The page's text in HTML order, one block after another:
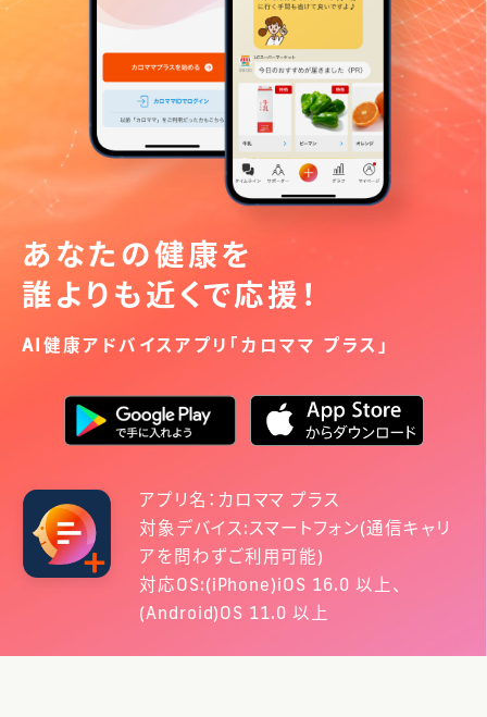
あなたの健康を
誰よりも近くで応援！
AI健康アドバイスアプリ「カロママ プラス」
アプリ名：カロママ プラス
対象デバイス:スマートフォン(通信キャリ
アを問わずご利用可能)
対応OS:(iPhone)iOS 16.0 以上、
(Android)OS 11.0 以上